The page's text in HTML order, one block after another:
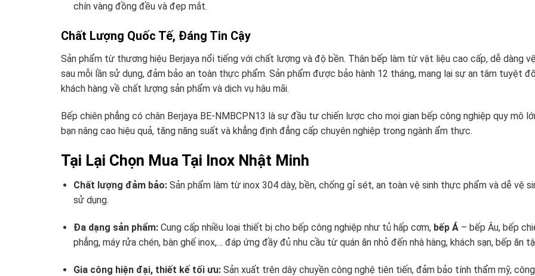
chín vàng đồng đều và đẹp mắt.
Chất Lượng Quốc Tế, Đáng Tin Cậy
Sản phẩm từ thương hiệu Berjaya nổi tiếng với chất lượng và độ bền. Thân bếp làm từ vật liệu cao cấp, dễ dàng
sau mỗi lần sử dụng, đảm bảo an toàn thực phẩm. Sản phẩm được bảo hành 12 tháng, mang lại sự an tâm tuyệt
khách hàng về chất lượng sản phẩm và dịch vụ hậu mãi.
Bếp chiên phẳng có chân Berjaya BE-NMBCPN13 là sự đầu tư chiến lược cho mọi gian bếp công nghiệp quy mô
bạn nâng cao hiệu quả, tăng năng suất và khẳng định đẳng cấp chuyên nghiệp trong ngành ẩm thực.
Tại Lại Chọn Mua Tại Inox Nhật Minh
Chất lượng đảm bảo:Sản phẩm làm từ inox 304 dày, bền, chống gỉ sét, an toàn vệ sinh thực phẩm và dễ vệ
sử dụng.
Đa dạng sản phẩm:Cung cấp nhiều loại thiết bị cho bếp công nghiệp như tủ hấp cơm, bếp Á– bếp Âu, bếp
phẳng, máy rửa chén, bàn ghế inox,… đáp ứng đầy đủ nhu cầu từ quán ăn nhỏ đến nhà hàng, khách sạn, bếp ăn
Gia công hiện đại, thiết kế tối ưu:Sản xuất trên dây chuyền công nghệ tiên tiến, đảm bảo tính thẩm mỹ,